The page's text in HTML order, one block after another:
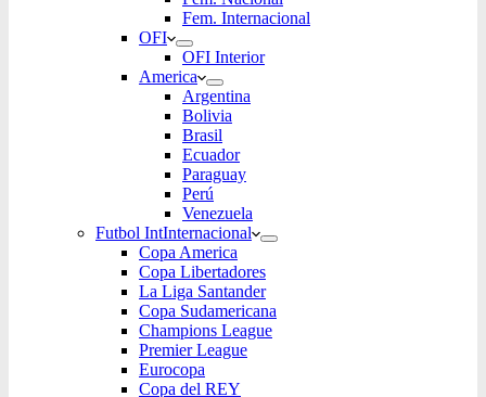
Fem. Internacional
OFI
OFI Interior
America
Argentina
Bolivia
Brasil
Ecuador
Paraguay
Perú
Venezuela
Futbol IntInternacional
Copa America
Copa Libertadores
La Liga Santander
Copa Sudamericana
Champions League
Premier League
Eurocopa
Copa del REY